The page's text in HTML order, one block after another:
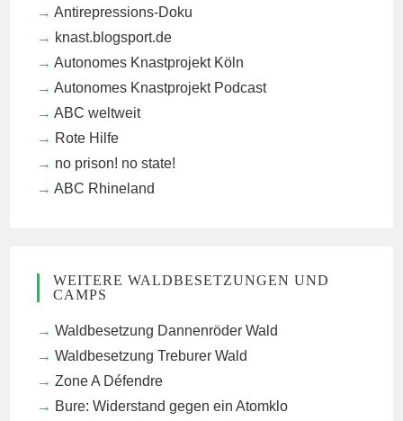
Antirepressions-Doku
knast.blogsport.de
Autonomes Knastprojekt Köln
Autonomes Knastprojekt Podcast
ABC weltweit
Rote Hilfe
no prison! no state!
ABC Rhineland
WEITERE WALDBESETZUNGEN UND
CAMPS
Waldbesetzung Dannenröder Wald
Waldbesetzung Treburer Wald
Zone A Défendre
Bure: Widerstand gegen ein Atomklo